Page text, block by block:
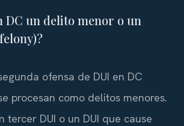
DC un delito menor o un
ofensa de DUI en DC
procesan como delitos menores.
tercer DUI o un DUI que cause